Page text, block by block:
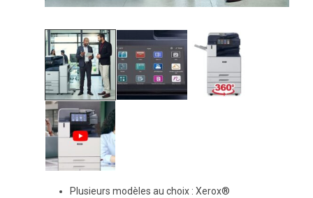
Plusieurs modèles au choix : Xerox®